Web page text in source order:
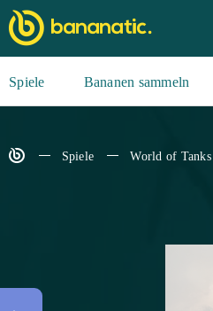
Spiele Bananen sammeln
Spiele World of Tanks